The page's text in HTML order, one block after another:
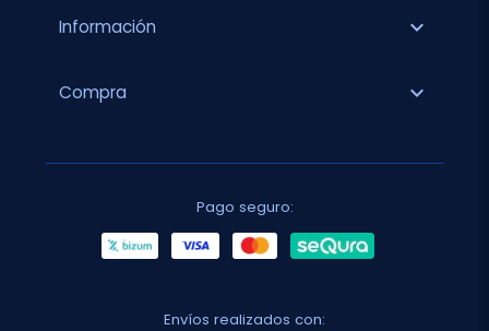
Información expand_more
Compra expand_more
Pago seguro:
Envíos realizados con: